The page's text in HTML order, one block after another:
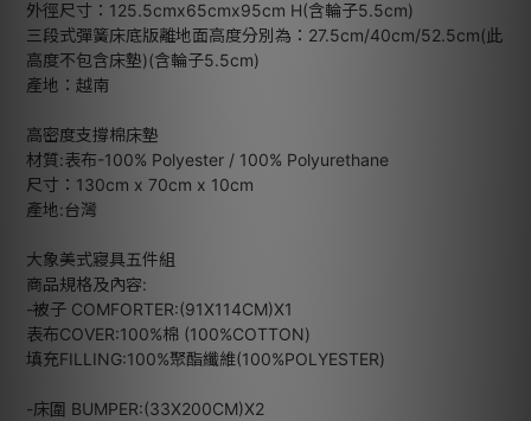
外徑尺寸：125.5cmx65cmx95cm H(含輪子5.5cm)
三段式彈簧床底版離地面高度分別為：27.5cm/40cm/52.5cm(此
高度不包含床墊)(含輪子5.5cm)
產地：越南
高密度支撐棉床墊
材質:表布-100% Polyester / 100% Polyurethane
尺寸：130cm x 70cm x 10cm
產地:台灣
大象美式寢具五件組
商品規格及內容:
-被子 COMFORTER:(91X114CM)X1
表布COVER:100%棉 (100%COTTON)
填充FILLING:100%聚酯纖維(100%POLYESTER)
-床圍 BUMPER:(33X200CM)X2